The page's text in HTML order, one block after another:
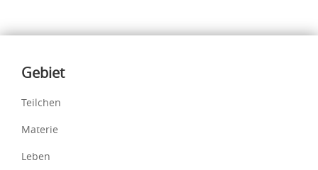
Inhalte
Gebiet
Teilchen
Materie
Leben